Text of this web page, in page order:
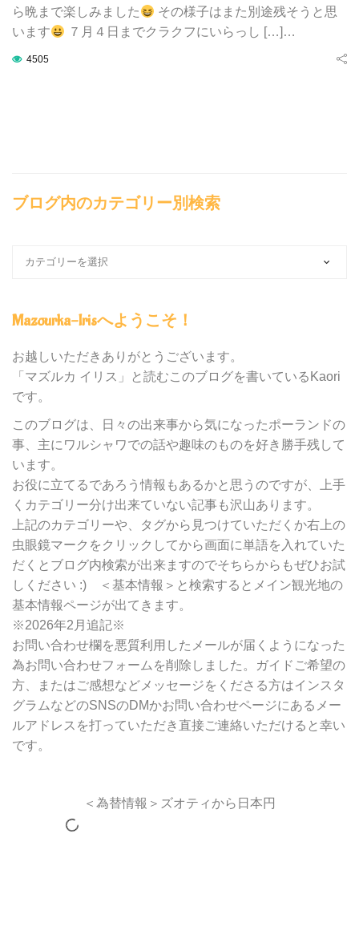
ら晩まで楽しみました
その様子はまた別途残そうと思
います
７月４日までクラクフにいらっし […]…
4505
ブログ内のカテゴリー別検索
の
テ
ゴ
ー
別
検
索
Mazourka-Irisへようこそ！
お越しいただきありがとうございます。
「マズルカ イリス」と読むこのブログを書いているKaori
です。
このブログは、日々の出来事から気になったポーランドの
事、主にワルシャワでの話や趣味のものを好き勝手残して
います。
お役に立てるであろう情報もあるかと思うのですが、上手
くカテゴリー分け出来ていない記事も沢山あります。
上記のカテゴリーや、タグから見つけていただくか右上の
虫眼鏡マークをクリックしてから画面に単語を入れていた
だくとブログ内検索が出来ますのでそちらからもぜひお試
しください :) ＜基本情報＞と検索するとメイン観光地の
基本情報ページが出てきます。
※2026年2月追記※
お問い合わせ欄を悪質利用したメールが届くようになった
為お問い合わせフォームを削除しました。ガイドご希望の
方、またはご感想などメッセージをくださる方はインスタ
グラムなどのSNSのDMかお問い合わせページにあるメー
ルアドレスを打っていただき直接ご連絡いただけると幸い
です。
＜為替情報＞ズオティから日本円